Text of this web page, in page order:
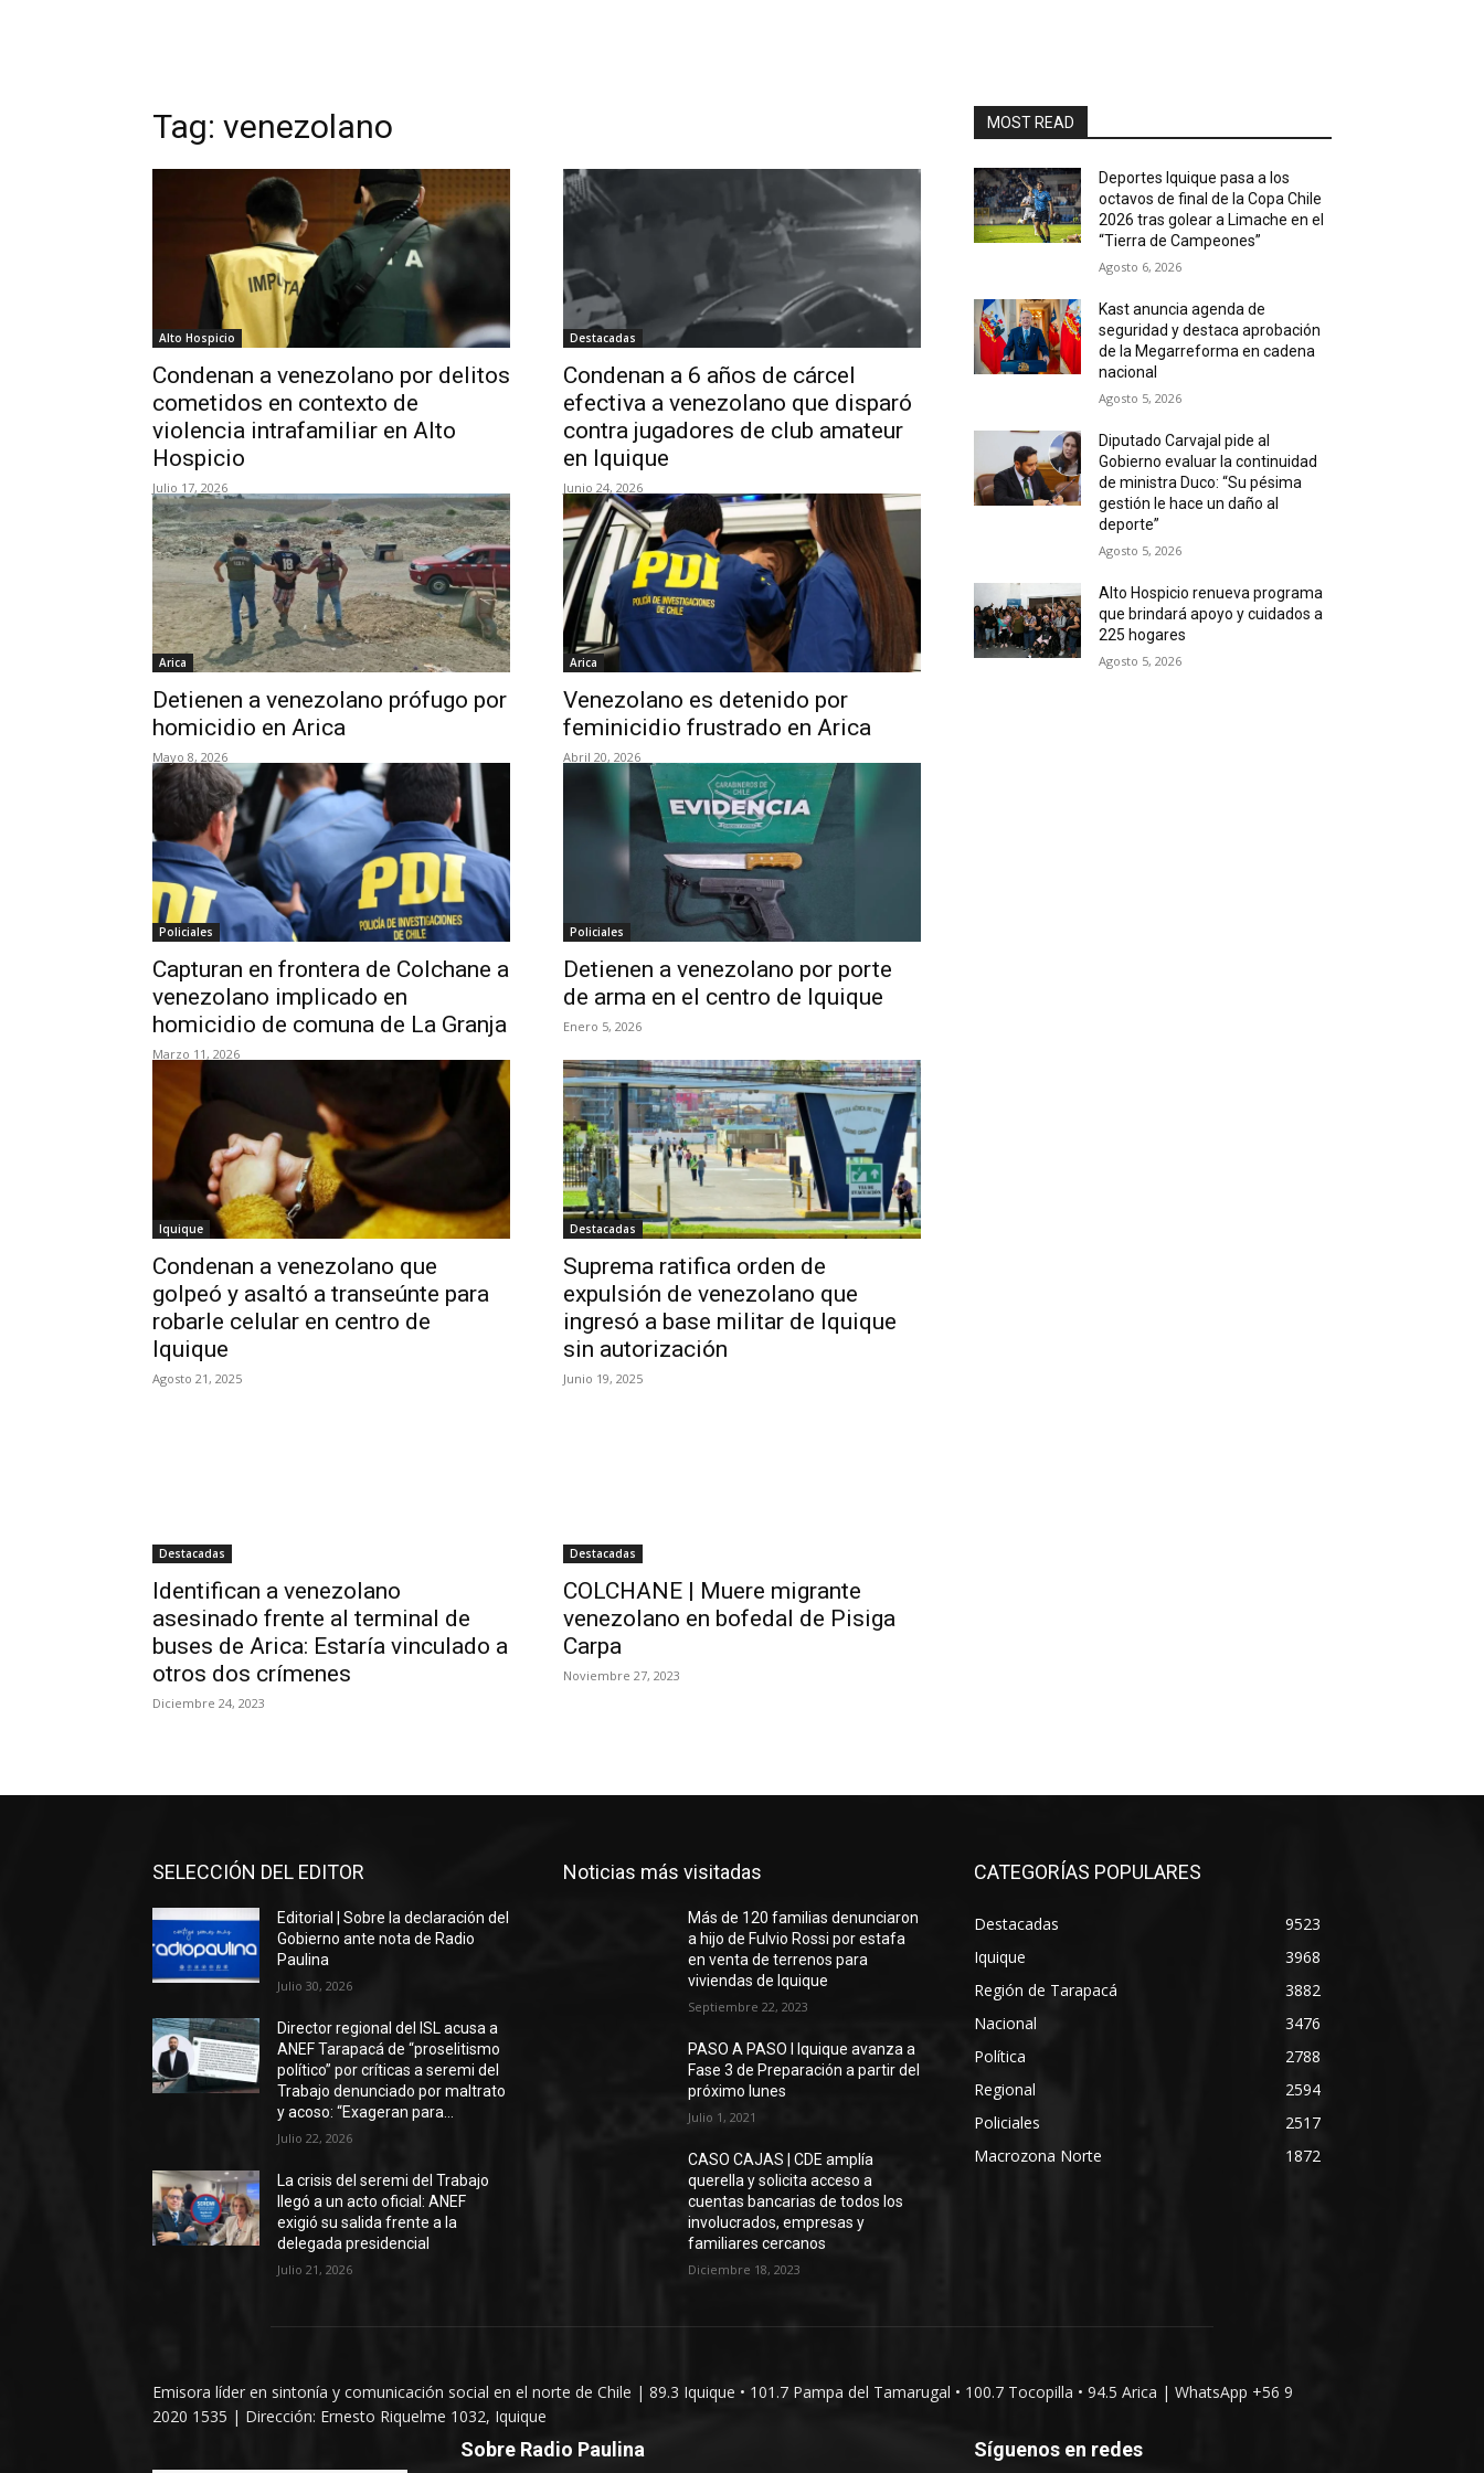
Tag: venezolano
Alto Hospicio
Condenan a venezolano por delitos
cometidos en contexto de
violencia intrafamiliar en Alto
Hospicio
Julio 17, 2026
Destacadas
Condenan a 6 años de cárcel
efectiva a venezolano que disparó
contra jugadores de club amateur
en Iquique
Junio 24, 2026
Arica
Detienen a venezolano prófugo por
homicidio en Arica
Mayo 8, 2026
Arica
Venezolano es detenido por
feminicidio frustrado en Arica
Abril 20, 2026
Policiales
Capturan en frontera de Colchane a
venezolano implicado en
homicidio de comuna de La Granja
Marzo 11, 2026
Policiales
Detienen a venezolano por porte
de arma en el centro de Iquique
Enero 5, 2026
Iquique
Condenan a venezolano que
golpeó y asaltó a transeúnte para
robarle celular en centro de
Iquique
Agosto 21, 2025
Destacadas
Suprema ratifica orden de
expulsión de venezolano que
ingresó a base militar de Iquique
sin autorización
Junio 19, 2025
Destacadas
Identifican a venezolano
asesinado frente al terminal de
buses de Arica: Estaría vinculado a
otros dos crímenes
Diciembre 24, 2023
Destacadas
COLCHANE | Muere migrante
venezolano en bofedal de Pisiga
Carpa
Noviembre 27, 2023
MOST READ
Deportes Iquique pasa a los
octavos de final de la Copa Chile
2026 tras golear a Limache en el
“Tierra de Campeones”
Agosto 6, 2026
Kast anuncia agenda de
seguridad y destaca aprobación
de la Megarreforma en cadena
nacional
Agosto 5, 2026
Diputado Carvajal pide al
Gobierno evaluar la continuidad
de ministra Duco: “Su pésima
gestión le hace un daño al
deporte”
Agosto 5, 2026
Alto Hospicio renueva programa
que brindará apoyo y cuidados a
225 hogares
Agosto 5, 2026
SELECCIÓN DEL EDITOR
Editorial | Sobre la declaración del
Gobierno ante nota de Radio
Paulina
Julio 30, 2026
Director regional del ISL acusa a
ANEF Tarapacá de “proselitismo
político” por críticas a seremi del
Trabajo denunciado por maltrato
y acoso: “Exageran para...
Julio 22, 2026
La crisis del seremi del Trabajo
llegó a un acto oficial: ANEF
exigió su salida frente a la
delegada presidencial
Julio 21, 2026
Noticias más visitadas
Más de 120 familias denunciaron
a hijo de Fulvio Rossi por estafa
en venta de terrenos para
viviendas de Iquique
Septiembre 22, 2023
PASO A PASO I Iquique avanza a
Fase 3 de Preparación a partir del
próximo lunes
Julio 1, 2021
CASO CAJAS | CDE amplía
querella y solicita acceso a
cuentas bancarias de todos los
involucrados, empresas y
familiares cercanos
Diciembre 18, 2023
CATEGORÍAS POPULARES
Destacadas
9523
Iquique
3968
Región de Tarapacá
3882
Nacional
3476
Política
2788
Regional
2594
Policiales
2517
Macrozona Norte
1872
Emisora líder en sintonía y comunicación social en el norte de Chile | 89.3 Iquique • 101.7 Pampa del Tamarugal • 100.7 Tocopilla • 94.5 Arica | WhatsApp +56 9
2020 1535 | Dirección: Ernesto Riquelme 1032, Iquique
Sobre Radio Paulina Síguenos en redes